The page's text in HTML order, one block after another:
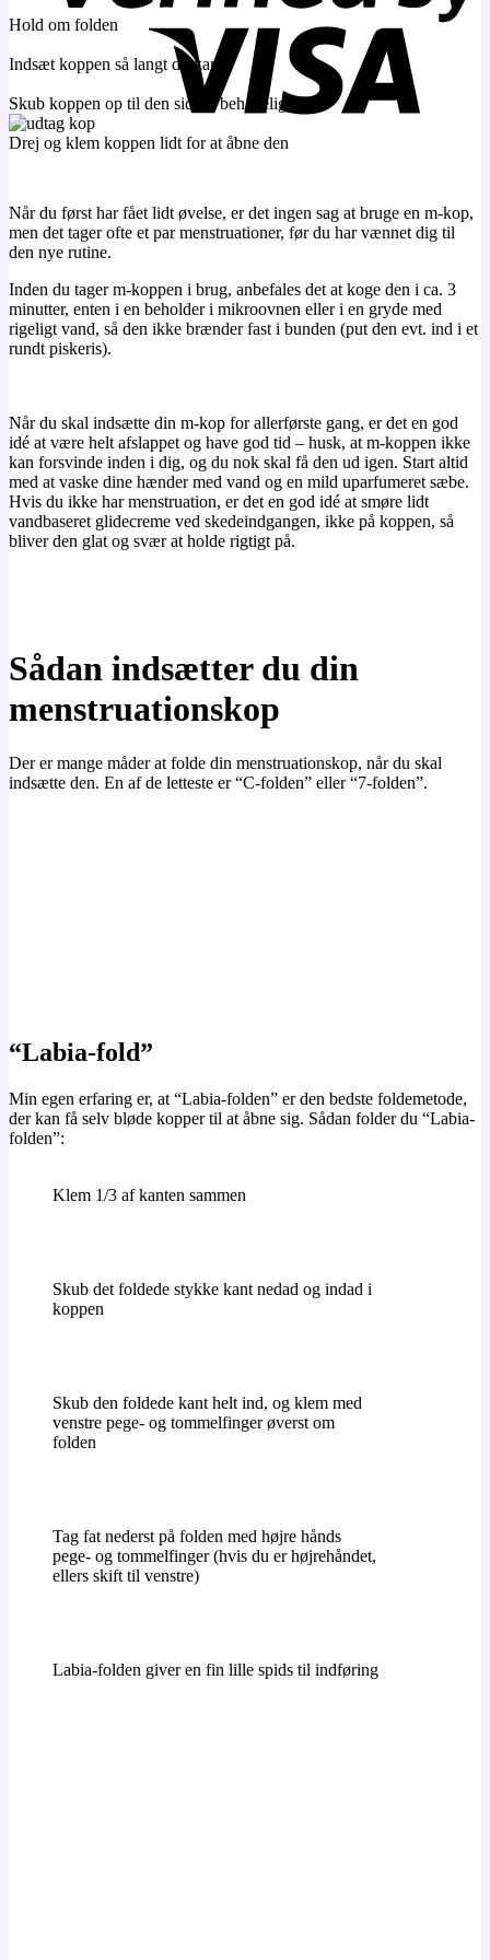
Hold om folden
Indsæt koppen så langt du kan
Skub koppen op til den sidder behageligt
Drej og klem koppen lidt for at åbne den
Når du først har fået lidt øvelse, er det ingen sag at bruge en m-kop,
men det tager ofte et par menstruationer, før du har vænnet dig til
den nye rutine.
Inden du tager m-koppen i brug, anbefales det at koge den i ca. 3
minutter, enten i en beholder i mikroovnen eller i en gryde med
rigeligt vand, så den ikke brænder fast i bunden (put den evt. ind i et
rundt piskeris).
Når du skal indsætte din m-kop for allerførste gang, er det en god
idé at være helt afslappet og have god tid – husk, at m-koppen ikke
kan forsvinde inden i dig, og du nok skal få den ud igen. Start altid
med at vaske dine hænder med vand og en mild uparfumeret sæbe.
Hvis du ikke har menstruation, er det en god idé at smøre lidt
vandbaseret glidecreme ved skedeindgangen, ikke på koppen, så
bliver den glat og svær at holde rigtigt på.
Sådan indsætter du din
menstruationskop
Der er mange måder at folde din menstruationskop, når du skal
indsætte den. En af de letteste er “C-folden” eller “7-folden”.
“Labia-fold”
Min egen erfaring er, at “Labia-folden” er den bedste foldemetode,
der kan få selv bløde kopper til at åbne sig. Sådan folder du “Labia-
folden”:
Klem 1/3 af kanten sammen
Skub det foldede stykke kant nedad og indad i
koppen
Skub den foldede kant helt ind, og klem med
venstre pege- og tommelfinger øverst om
folden
Tag fat nederst på folden med højre hånds
pege- og tommelfinger (hvis du er højrehåndet,
ellers skift til venstre)
Labia-folden giver en fin lille spids til indføring